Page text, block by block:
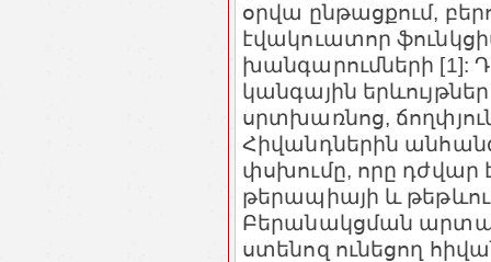
օրվա ընթացքում,
էվակուատոր
խանգարումների [1]:
կանգային
սրտխառնոց,
Հիվանդներին
փսխումը, որը դժվար
թերապիայի և
Բերանակցման
ստենոզ ունեցող